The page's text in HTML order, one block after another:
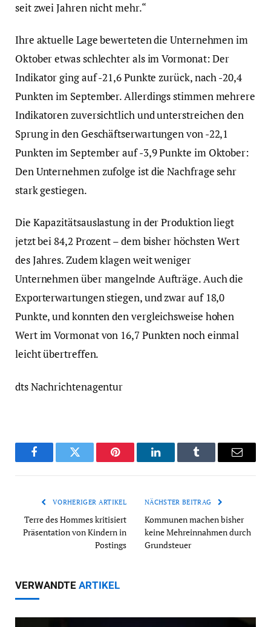
seit zwei Jahren nicht mehr.“
Ihre aktuelle Lage bewerteten die Unternehmen im
Oktober etwas schlechter als im Vormonat: Der
Indikator ging auf -21,6 Punkte zurück, nach -20,4
Punkten im September. Allerdings stimmen mehrere
Indikatoren zuversichtlich und unterstreichen den
Sprung in den Geschäftserwartungen von -22,1
Punkten im September auf -3,9 Punkte im Oktober:
Den Unternehmen zufolge ist die Nachfrage sehr
stark gestiegen.
Die Kapazitätsauslastung in der Produktion liegt
jetzt bei 84,2 Prozent – dem bisher höchsten Wert
des Jahres. Zudem klagen weit weniger
Unternehmen über mangelnde Aufträge. Auch die
Exporterwartungen stiegen, und zwar auf 18,0
Punkte, und konnten den vergleichsweise hohen
Wert im Vormonat von 16,7 Punkten noch einmal
leicht übertreffen.
dts Nachrichtenagentur
FacebookTwitter Pinterest LinkedInTumblr Email
VORHERIGER ARTIKEL
Terre des Hommes kritisiert
Präsentation von Kindern in
Postings
NÄCHSTER BEITRAG
Kommunen machen bisher
keine Mehreinnahmen durch
Grundsteuer
VERWANDTE ARTIKEL